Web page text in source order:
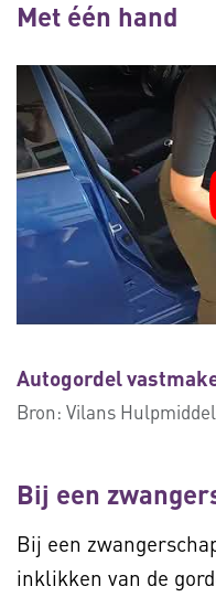
Met één hand
Autogordel
Bron: Vilans
Bij een
Bij een
inklikken van de